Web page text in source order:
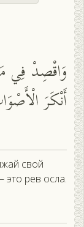
وَاقْصِدْ
أَنْكَرَ
свой
это рев осла.